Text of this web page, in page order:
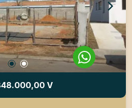
roupas, armário e um toldo
ou da chuva Área Gourmet
um balcão com pia Quintal
a área de churrasqueira
cobertos.
V